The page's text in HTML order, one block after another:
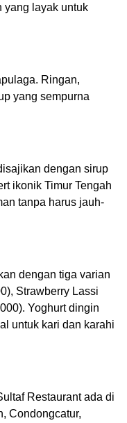
yang layak untuk
Ringan,
yang sempurna
dengan sirup
ikonik Timur Tengah
tanpa harus jauh-
dengan tiga varian
Strawberry Lassi
Yoghurt dingin
untuk kari dan karahi
Restaurant ada di
Condongcatur,